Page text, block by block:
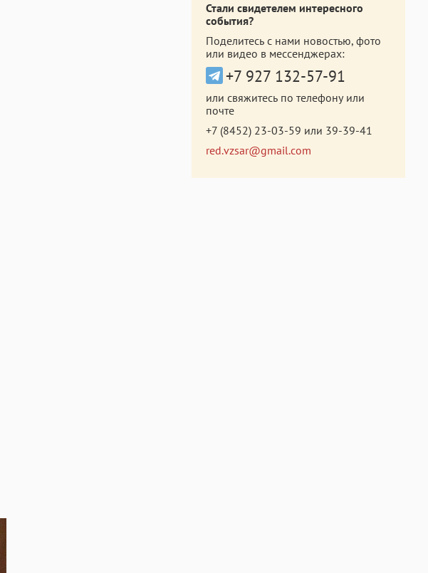
Стали свидетелем интересного
события?
Поделитесь с нами новостью, фото
или видео в мессенджерах:
+7 927 132-57-91
или свяжитесь по телефону или
почте
+7 (8452) 23-03-59 или 39-39-41
red.vzsar@gmail.com